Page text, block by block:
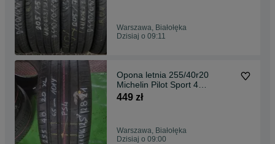
Warszawa, Białołęka
Dzisiaj o 09:11
Opona letnia 255/40r20
Michelin Pilot Sport 4
Warszawa
449 zł
Warszawa, Białołęka
Dzisiaj o 09:00